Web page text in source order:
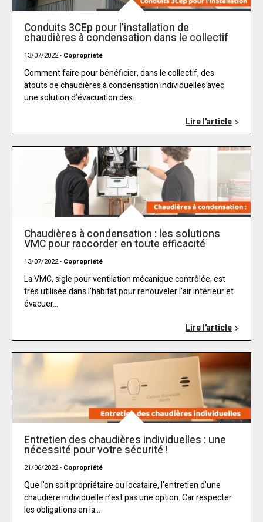
Conduits 3CEp pour l’installation de
chaudières à condensation dans le collectif
13/07/2022 - Copropriété
Comment faire pour bénéficier, dans le collectif, des
atouts de chaudières à condensation individuelles avec
une solution d’évacuation des...
Lire l'article
Chaudières à condensation : les solutions
VMC pour raccorder en toute efficacité
13/07/2022 - Copropriété
La VMC, sigle pour ventilation mécanique contrôlée, est
très utilisée dans l’habitat pour renouveler l’air intérieur et
évacuer...
Lire l'article
Entretien des chaudières individuelles : une
nécessité pour votre sécurité !
21/06/2022 - Copropriété
Que l’on soit propriétaire ou locataire, l’entretien d’une
chaudière individuelle n’est pas une option. Car respecter
les obligations en la...